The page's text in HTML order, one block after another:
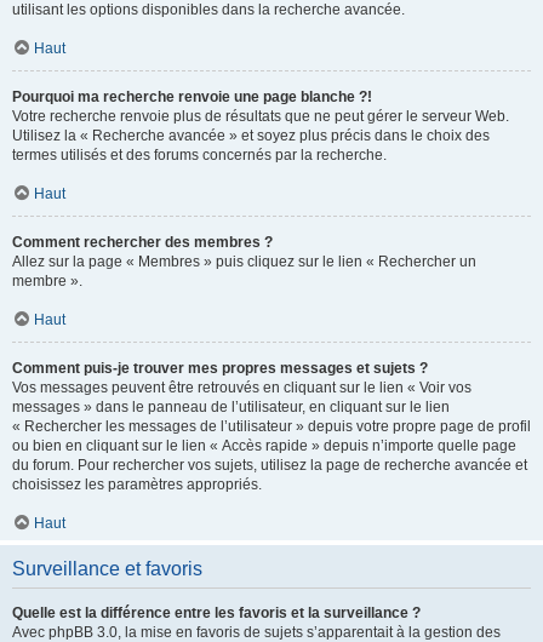
utilisant les options disponibles dans la recherche avancée.
Haut
Pourquoi ma recherche renvoie une page blanche ?!
Votre recherche renvoie plus de résultats que ne peut gérer le serveur Web.
Utilisez la « Recherche avancée » et soyez plus précis dans le choix des
termes utilisés et des forums concernés par la recherche.
Haut
Comment rechercher des membres ?
Allez sur la page « Membres » puis cliquez sur le lien « Rechercher un
membre ».
Haut
Comment puis-je trouver mes propres messages et sujets ?
Vos messages peuvent être retrouvés en cliquant sur le lien « Voir vos
messages » dans le panneau de l’utilisateur, en cliquant sur le lien
« Rechercher les messages de l’utilisateur » depuis votre propre page de profil
ou bien en cliquant sur le lien « Accès rapide » depuis n’importe quelle page
du forum. Pour rechercher vos sujets, utilisez la page de recherche avancée et
choisissez les paramètres appropriés.
Haut
Surveillance et favoris
Quelle est la différence entre les favoris et la surveillance ?
Avec phpBB 3.0, la mise en favoris de sujets s’apparentait à la gestion des